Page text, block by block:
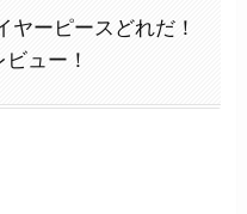
ヤーピースどれだ！
ュー！